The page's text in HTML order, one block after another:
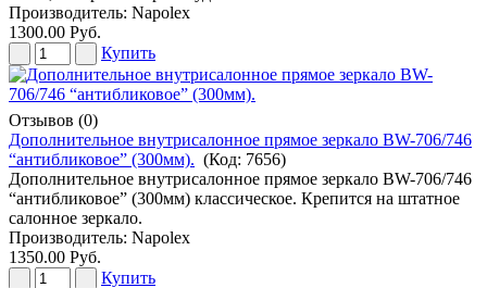
Производитель: Napolex
1300.00 Руб.
Купить
Отзывов (0)
Дополнительное внутрисалонное прямое зеркало BW-706/746
“антибликовое” (300мм). (Код: 7656)
Дополнительное внутрисалонное прямое зеркало BW-706/746
“антибликовое” (300мм) классическое. Крепится на штатное
салонное зеркало.
Производитель: Napolex
1350.00 Руб.
Купить